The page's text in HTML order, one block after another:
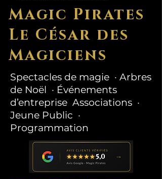
Magic Pirates
Le César des
Magiciens
Spectacles de magie · Arbres
de Noël · Événements
d’entreprise Associations ·
Jeune Public ·
Programmation